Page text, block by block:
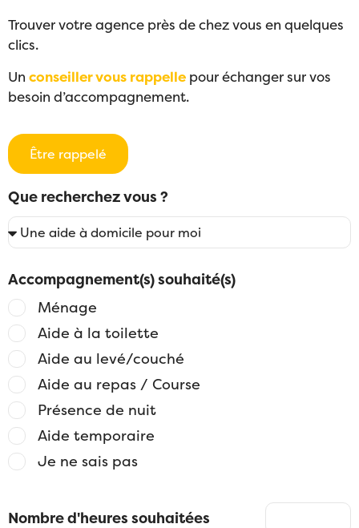
Trouver votre agence près de chez vous en quelques
clics.
Un conseiller vous rappelle pour échanger sur vos
besoin d’accompagnement.
Être rappelé
Que recherchez vous ?
Accompagnement(s) souhaité(s)
Ménage
Aide à la toilette
Aide au levé/couché
Aide au repas / Course
Présence de nuit
Aide temporaire
Je ne sais pas
Nombre d'heures souhaitées